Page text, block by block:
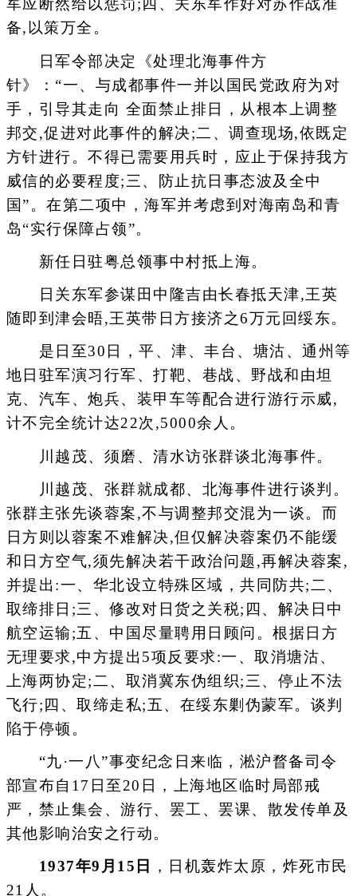
军应断然给以惩罚;四、关东军作好对苏作战准
备,以策万全。
日军令部决定《处理北海事件方
针》：“一、与成都事件一并以国民党政府为对
手，引导其走向 全面禁止排日，从根本上调整
邦交,促进对此事件的解决;二、调查现场,依既定
方针进行。不得已需要用兵时，应止于保持我方
威信的必要程度;三、防止抗日事态波及全中
国”。在第二项中，海军并考虑到对海南岛和青
岛“实行保障占领”。
新任日驻粤总领事中村抵上海。
日关东军参谋田中隆吉由长春抵天津,王英
随即到津会晤,王英带日方接济之6万元回绥东。
是日至30日，平、津、丰台、塘沽、通州等
地日驻军演习行军、打靶、巷战、野战和由坦
克、汽车、炮兵、装甲车等配合进行游行示威,
计不完全统计达22次,5000余人。
川越茂、须磨、清水访张群谈北海事件。
川越茂、张群就成都、北海事件进行谈判。
张群主张先谈蓉案,不与调整邦交混为一谈。而
日方则以蓉案不难解决,但仅解决蓉案仍不能缓
和日方空气,须先解决若干政治问题,再解决蓉案,
并提出:一、华北设立特殊区域，共同防共;二、
取缔排日;三、修改对日货之关税;四、解决日中
航空运输;五、中国尽量聘用日顾问。根据日方
无理要求,中方提出5项反要求:一、取消塘沽、
上海两协定;二、取消冀东伪组织;三、停止不法
飞行;四、取缔走私;五、在绥东剿伪蒙军。谈判
陷于停顿。
“九·一八”事变纪念日来临，淞沪瞀备司令
部宣布自17日至20日，上海地区临时局部戒
严，禁止集会、游行、罢工、罢课、散发传单及
其他影响治安之行动。
1937年9月15日
，日机轰炸太原，炸死市民
21人。